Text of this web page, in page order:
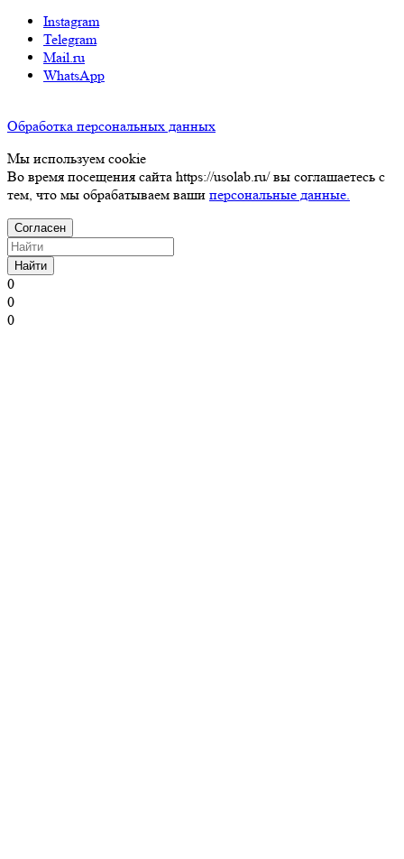
Instagram
Telegram
Mail.ru
WhatsApp
Обработка персональных данных
Мы используем cookie
Во время посещения сайта https://usolab.ru/ вы соглашаетесь с
тем, что мы обрабатываем ваши персональные данные.
Согласен
Найти
0
0
0